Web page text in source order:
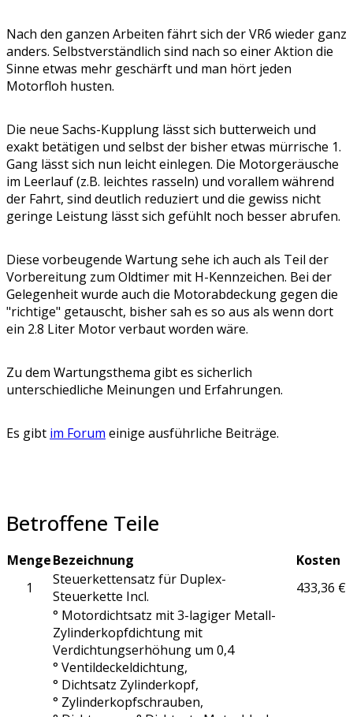
Nach den ganzen Arbeiten fährt sich der VR6 wieder ganz
anders. Selbstverständlich sind nach so einer Aktion die
Sinne etwas mehr geschärft und man hört jeden
Motorfloh husten.
Die neue Sachs-Kupplung lässt sich butterweich und
exakt betätigen und selbst der bisher etwas mürrische 1.
Gang lässt sich nun leicht einlegen. Die Motorgeräusche
im Leerlauf (z.B. leichtes rasseln) und vorallem während
der Fahrt, sind deutlich reduziert und die gewiss nicht
geringe Leistung lässt sich gefühlt noch besser abrufen.
Diese vorbeugende Wartung sehe ich auch als Teil der
Vorbereitung zum Oldtimer mit H-Kennzeichen. Bei der
Gelegenheit wurde auch die Motorabdeckung gegen die
"richtige" getauscht, bisher sah es so aus als wenn dort
ein 2.8 Liter Motor verbaut worden wäre.
Zu dem Wartungsthema gibt es sicherlich
unterschiedliche Meinungen und Erfahrungen.
Es gibt im Forum einige ausführliche Beiträge.
Betroffene Teile
MengeBezeichnung
Kosten
1
Steuerkettensatz für Duplex-
Steuerkette Incl.
433,36 €
° Motordichtsatz mit 3-lagiger Metall-
Zylinderkopfdichtung mit
Verdichtungserhöhung um 0,4
° Ventildeckeldichtung,
° Dichtsatz Zylinderkopf,
° Zylinderkopfschrauben,